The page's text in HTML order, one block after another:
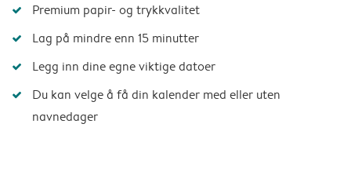
Premium papir- og trykkvalitet
Lag på mindre enn 15 minutter
Legg inn dine egne viktige datoer
Du kan velge å få din kalender med eller uten
navnedager